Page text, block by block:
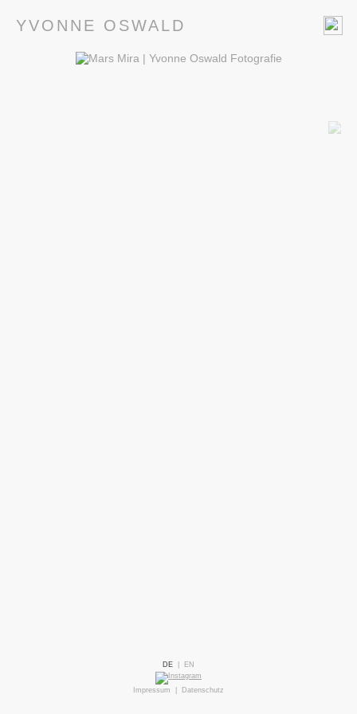
YVONNE OSWALD
DE EN
Impressum Datenschutz